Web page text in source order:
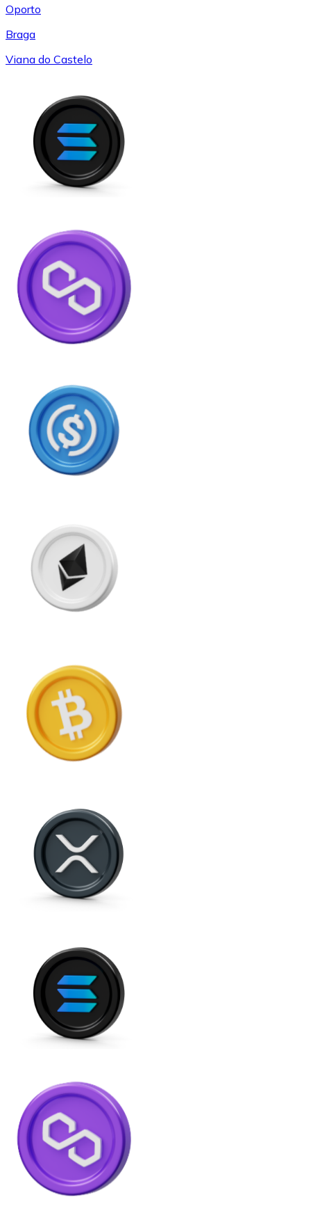
Oporto
Braga
Viana do Castelo